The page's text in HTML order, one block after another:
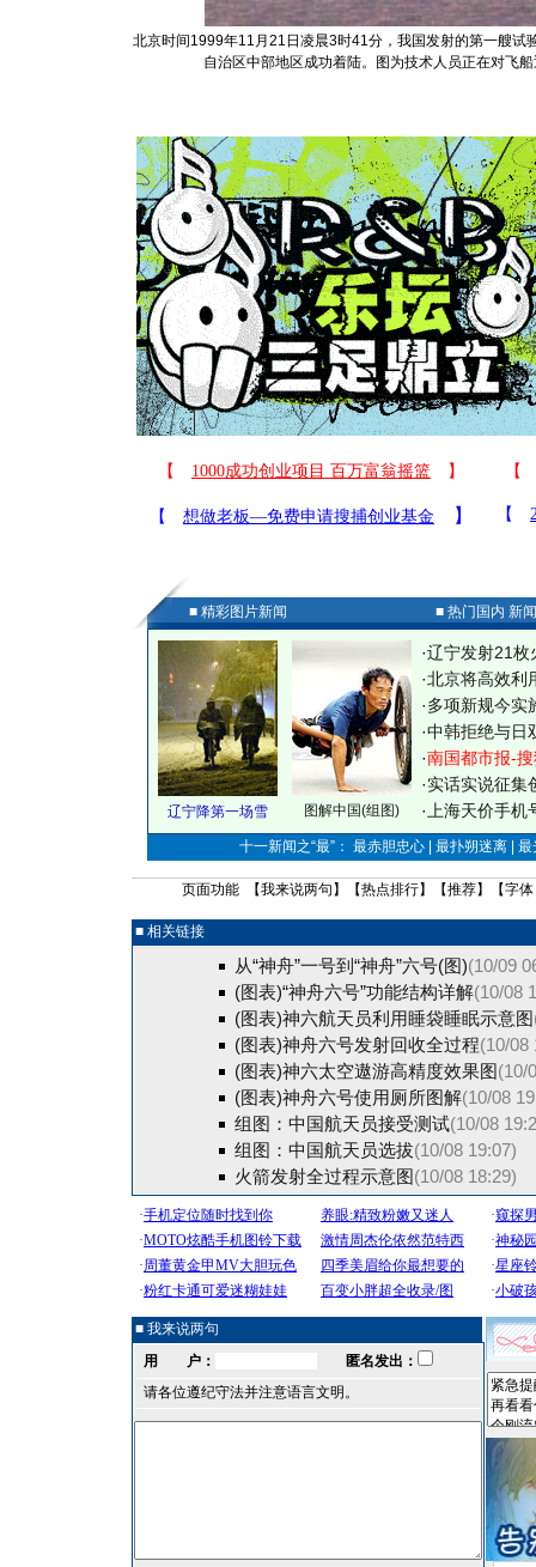
北京时间1999年11月21日凌晨3时41分，我国发射的第一艘试
自治区中部地区成功着陆。图为技术人员正在对飞
■ 精彩图片新闻 ■ 热门国内 新
辽宁降第一场雪 图解中国(组图)
·辽宁发射21枚
·北京将高效利
·多项新规今实
·中韩拒绝与日
·南国都市报-
·实话实说征集
· 上海天价手
十一新闻之“最”： 最赤胆忠心 | 最扑朔迷离 |
页面功能 【我来说两句 】【热点排行】【推荐】【字体
■ 相关链接
从“神舟”一号到“神舟”六号(图)(10/09
(图表)“神舟六号”功能结构详解(10/08
(图表)神六航天员利用睡袋睡眠示意图
(图表)神舟六号发射回收全过程(10/08
(图表)神六太空遨游高精度效果图(10/
(图表)神舟六号使用厕所图解(10/08
组图：中国航天员接受测试(10/08
组图：中国航天员选拔(10/08 19:07)
火箭发射全过程示意图(10/08 18:29)
■ 我来说两句
用 户：
匿名发出：
请各位遵纪守法并注意语言文明。